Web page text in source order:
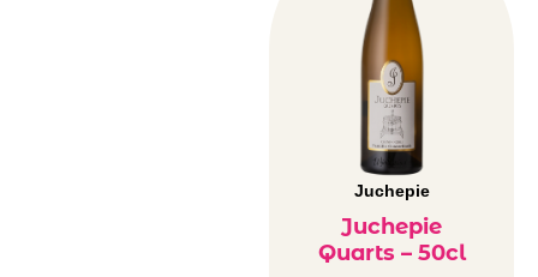
Juchepie
Juchepie
Quarts – 50cl